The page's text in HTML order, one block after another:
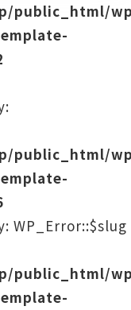
public_html/
public_html/
WP_Error::$slug
public_html/